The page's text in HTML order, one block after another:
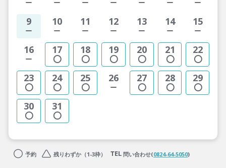
9 10 11 12 13 14 15
16 17 18 19 20 21 22
23 24 25 26 27 28 29
30 31
予約 残りわずか（1-3枠） 問い合わせ(0824-64-5050)